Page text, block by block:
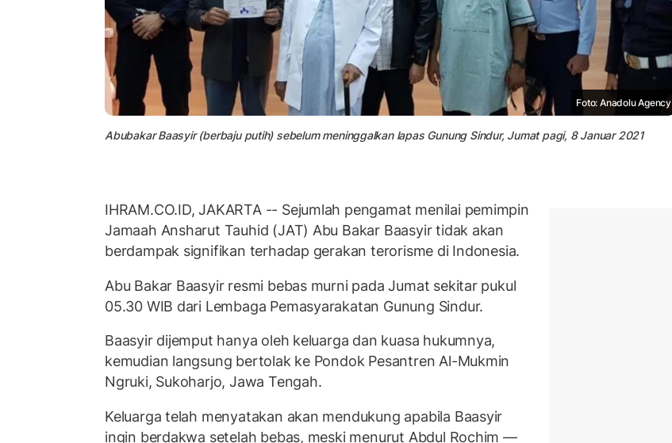
Foto: Anadolu Agency
Abubakar Baasyir (berbaju putih) sebelum meninggalkan lapas Gunung Sindur, Jumat pagi, 8 Januar 2021
IHRAM.CO.ID, JAKARTA -- Sejumlah pengamat menilai pemimpin
Jamaah Ansharut Tauhid (JAT) Abu Bakar Baasyir tidak akan
berdampak signifikan terhadap gerakan terorisme di Indonesia.
Abu Bakar Baasyir resmi bebas murni pada Jumat sekitar pukul
05.30 WIB dari Lembaga Pemasyarakatan Gunung Sindur.
Baasyir dijemput hanya oleh keluarga dan kuasa hukumnya,
kemudian langsung bertolak ke Pondok Pesantren Al-Mukmin
Ngruki, Sukoharjo, Jawa Tengah.
Keluarga telah menyatakan akan mendukung apabila Baasyir
ingin berdakwa setelah bebas, meski menurut Abdul Rochim —